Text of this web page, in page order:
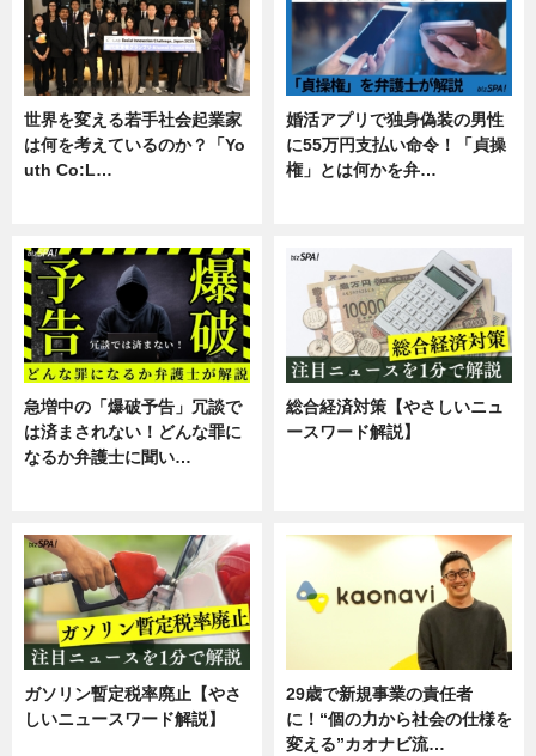
世界を変える若手社会起業家
は何を考えているのか？「Yo
uth Co:L…
婚活アプリで独身偽装の男性
に55万円支払い命令！「貞操
権」とは何かを弁…
急増中の「爆破予告」冗談で
は済まされない！どんな罪に
なるか弁護士に聞い…
総合経済対策【やさしいニュ
ースワード解説】
ガソリン暫定税率廃止【やさ
しいニュースワード解説】
29歳で新規事業の責任者
に！“個の力から社会の仕様を
変える”カオナビ流…